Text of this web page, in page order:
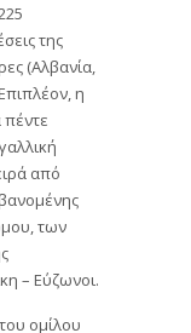
της
(Αλβανία,
η
από
των
– Εύζωνοι.
ομίλου